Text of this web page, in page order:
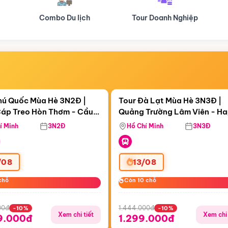
Tour Doanh Nghiệp Du lịch Hành Hương
09:20:21
Treo Hòn Thơm
Quốc Mùa Hè 3N2Đ |
Treo Hòn Thơm - Cầu
Viên Nước Aquatopia
Minh 3N2Đ
-10%
Xem chi tiết
Còn05 ngày 09:20:21
Tour Đà Lạt Mùa Hè 3N3Đ |
Quảng Trường Lâm Viên -
Hill - Puppy Farm
Hồ Chí Minh 3N3Đ
13/08
Còn 10 chỗ
Còn 10 chỗ
1.444.000đ -10%
1.299.000đ Xem